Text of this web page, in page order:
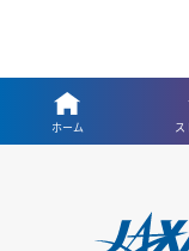
ホーム ス